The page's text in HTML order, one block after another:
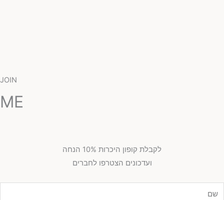
JOIN
ME
לקבלת קופון היכרות 10% הנחה
ועדכונים הצטרפו לחברים